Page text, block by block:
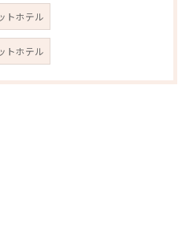
トホテル
トホテル